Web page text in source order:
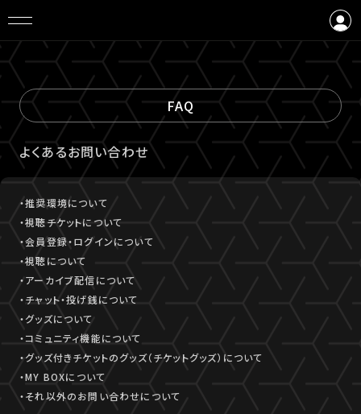
会員登録
FAQ
よくあるお問い合わせ
・推奨環境について
・視聴チケットについて
・会員登録・ログインについて
・視聴について
・アーカイブ配信について
・チャット・投げ銭について
・グッズについて
・コミュニティ機能について
・グッズ付きチケットのグッズ（チケットグッズ）について
・MY BOXについて
・それ以外のお問い合わせについて